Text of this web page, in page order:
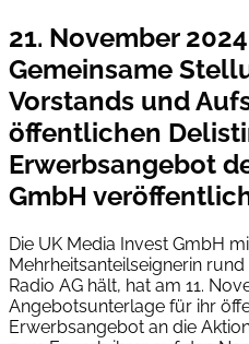
21. November 2024
Gemeinsame
Vorstands und
öffentlichen
Erwerbsangebot
GmbH
Die UK Media Invest GmbH
Mehrheitsanteilseignerin
Radio AG hält, hat am 11.
Angebotsunterlage für ihr
Erwerbsangebot an die